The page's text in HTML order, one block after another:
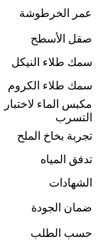
عمر الخرطوشة
صقل الأسطح
سمك طلاء النيكل
سمك طلاء الكروم
مكبس الماء لاختبار
التسرب
تجربة بخاخ الملح
تدفق المياه
الشهادات
ضمان الجودة
حسب الطلب